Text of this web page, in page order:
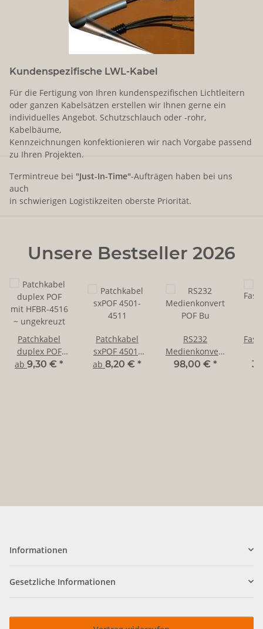
Kundenspezifische LWL-Kabel
Für die Fertigung von Ihren kundenspezifischen Lichtleitern
oder ganzen Kabelsätzen erstellen wir Ihnen gerne ein
individuelles Angebot. Schutzschlauch oder -rohr,
Kabelbäume,
Kennzeichnungen konfektionieren wir nach Vorgabe passend
zu Ihren Projekten.
Termintreue bei "Just-In-Time"-Aufträgen haben bei uns
auch
in schwierigen Logistikzeiten oberste Priorität.
Unsere Bestseller 2026
Patchkabel
duplex POF
mit HFBR-4516
ab 9,30 € *
Patchkabel
sxPOF 4501-
4511
ab 8,20 € *
RS232
Medienkonverter
POF Bu
98,00 € *
Informationen
Gesetzliche Informationen